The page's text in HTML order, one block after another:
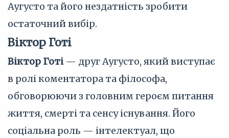
Аугусто та його нездатність зробити
остаточний вибір.
Віктор Готі
Віктор Готі— друг Аугусто, який виступає
в ролі коментатора та філософа,
обговорюючи з головним героєм питання
життя, смерті та сенсу існування. Його
соціальна роль — інтелектуал, що